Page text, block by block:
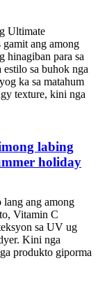
Ultimate
ang among
para sa
sa buhok nga
ka sa matahum
texture, kini nga
labing
holiday
lang ang among
Vitamin C
sa UV ug
Kini nga
produkto giporma